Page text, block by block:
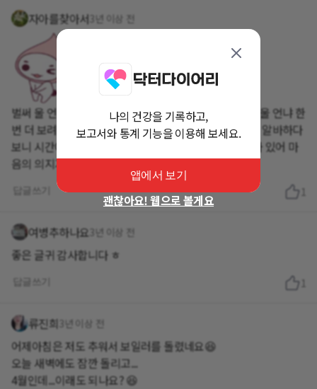
자아를찾아서 3년 이상 전
벌써 울 언냐는 바쁜 시간들이 돌아왔구나... 바쁘기전에 울 언냐 한
번 더 보려했는뎅... 내가 뭔가 우울한건지 말하는게 싫고 알바하다
보니 시간이 다 가버렸넹... 미안 😞... 하지만 난 울 언냐가 있어 마
음의 의지가 되고 안정이 되었었넹~~~ 싸랑합니당^♡^
1
여병추하나요 3년 이상 전
좋은 글귀 감사합니다 ㅎ
1
류진희 3년 이상 전
어제아침은 저도 추워서 보일러를 돌렸네요😆
오늘 새벽에도 잠깐 돌리고...
4월인데...이래도 되나요? 😆
나의 건강을 기록하고,
보고서와 통계 기능을 이용해 보세요.
앱에서 보기
괜찮아요! 웹으로 볼게요